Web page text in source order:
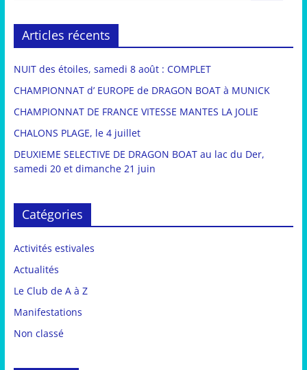
Articles récents
NUIT des étoiles, samedi 8 août : COMPLET
CHAMPIONNAT d’ EUROPE de DRAGON BOAT à MUNICK
CHAMPIONNAT DE FRANCE VITESSE MANTES LA JOLIE
CHALONS PLAGE, le 4 juillet
DEUXIEME SELECTIVE DE DRAGON BOAT au lac du Der,
samedi 20 et dimanche 21 juin
Catégories
Activités estivales
Actualités
Le Club de A à Z
Manifestations
Non classé